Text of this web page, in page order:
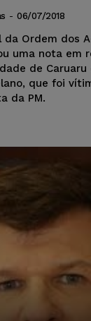
- 06/07/2018
da Ordem dos
uma nota em
de
que foi
da PM.